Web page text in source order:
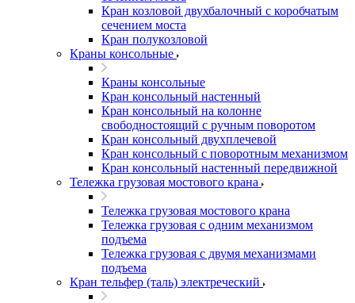
Кран козловой двухбалочный с коробчатым
сечением моста
Кран полукозловой
Краны консольные
Краны консольные
Кран консольный настенный
Кран консольный на колонне
свободностоящий с ручным поворотом
Кран консольный двухплечевой
Кран консольный с поворотным механизмом
Кран консольный настенный передвижной
Тележка грузовая мостового крана
Тележка грузовая мостового крана
Тележка грузовая с одним механизмом
подъема
Тележка грузовая с двумя механизмами
подъема
Кран тельфер (таль) электреческий